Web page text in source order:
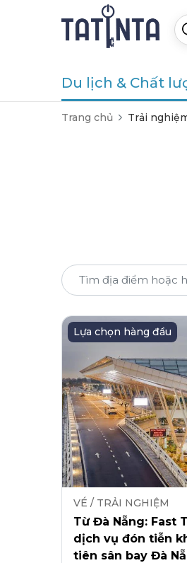
Du lịch & Chất
Trang chủ Trải
Lựa chọn hàng đầu
VÉ / TRẢI NGHIỆM
Từ Đà Nẵng: Fast
dịch vụ đón tiễn
tiên sân bay Đà